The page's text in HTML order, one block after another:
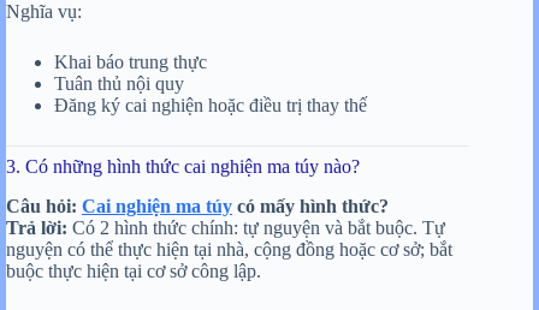
Nghĩa vụ:
Khai báo trung thực
Tuân thủ nội quy
Đăng ký cai nghiện hoặc điều trị thay thế
3. Có những hình thức cai nghiện ma túy nào?
Câu hỏi: Cai nghiện ma túy có mấy hình thức?
Trả lời: Có 2 hình thức chính: tự nguyện và bắt buộc. Tự
nguyện có thể thực hiện tại nhà, cộng đồng hoặc cơ sở; bắt
buộc thực hiện tại cơ sở công lập.